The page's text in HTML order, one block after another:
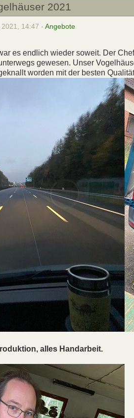
2021
2021, 14:47 -Angebote
es endlich wieder soweit. Der
gewesen. Unser
worden mit der besten
alles Handarbeit.